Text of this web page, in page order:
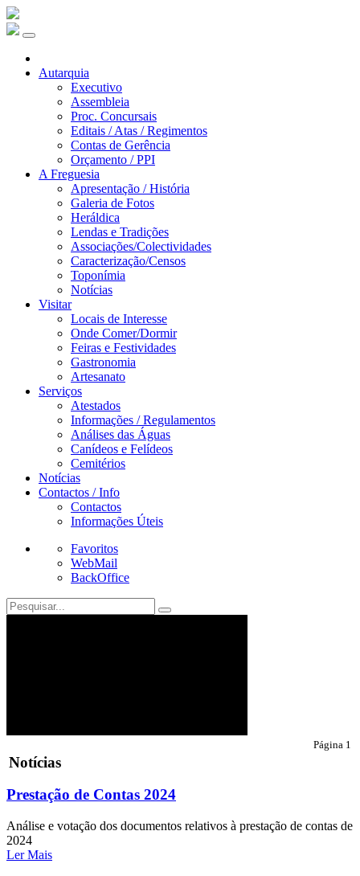
Autarquia
Executivo
Assembleia
Proc. Concursais
Editais / Atas / Regimentos
Contas de Gerência
Orçamento / PPI
A Freguesia
Apresentação / História
Galeria de Fotos
Heráldica
Lendas e Tradições
Associações/Colectividades
Caracterização/Censos
Toponímia
Notícias
Visitar
Locais de Interesse
Onde Comer/Dormir
Feiras e Festividades
Gastronomia
Artesanato
Serviços
Atestados
Informações / Regulamentos
Análises das Águas
Canídeos e Felídeos
Cemitérios
Notícias
Contactos / Info
Contactos
Informações Úteis
Favoritos
WebMail
BackOffice
Notícias
Página 1
Prestação de Contas 2024
Análise e votação dos documentos relativos à prestação de contas de
2024
Ler Mais